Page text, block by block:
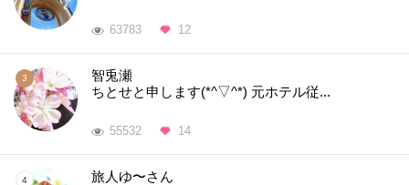
63783 12
智兎瀬
ちとせと申します(*^▽^*) 元ホテル従...
55532 14
旅人ゆ〜さん